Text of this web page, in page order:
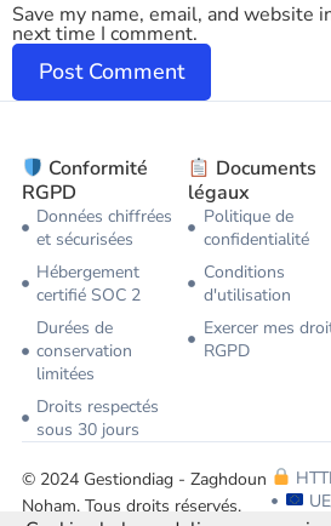
Save my name, email, and website
next time I comment.
Conformité
RGPD
Données chiffrées
et sécurisées
Hébergement
certifié SOC 2
Durées de
conservation
limitées
Droits respectés
sous 30 jours
Documents
légaux
Politique de
confidentialité
Conditions
d'utilisation
Exercer mes
RGPD
© 2024 Gestiondiag - Zaghdoun
Noham. Tous droits réservés.